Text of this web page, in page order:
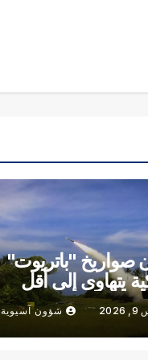
صواريخ "باتريوت"
يتهاوى إلى أقل
شؤون آسيوية